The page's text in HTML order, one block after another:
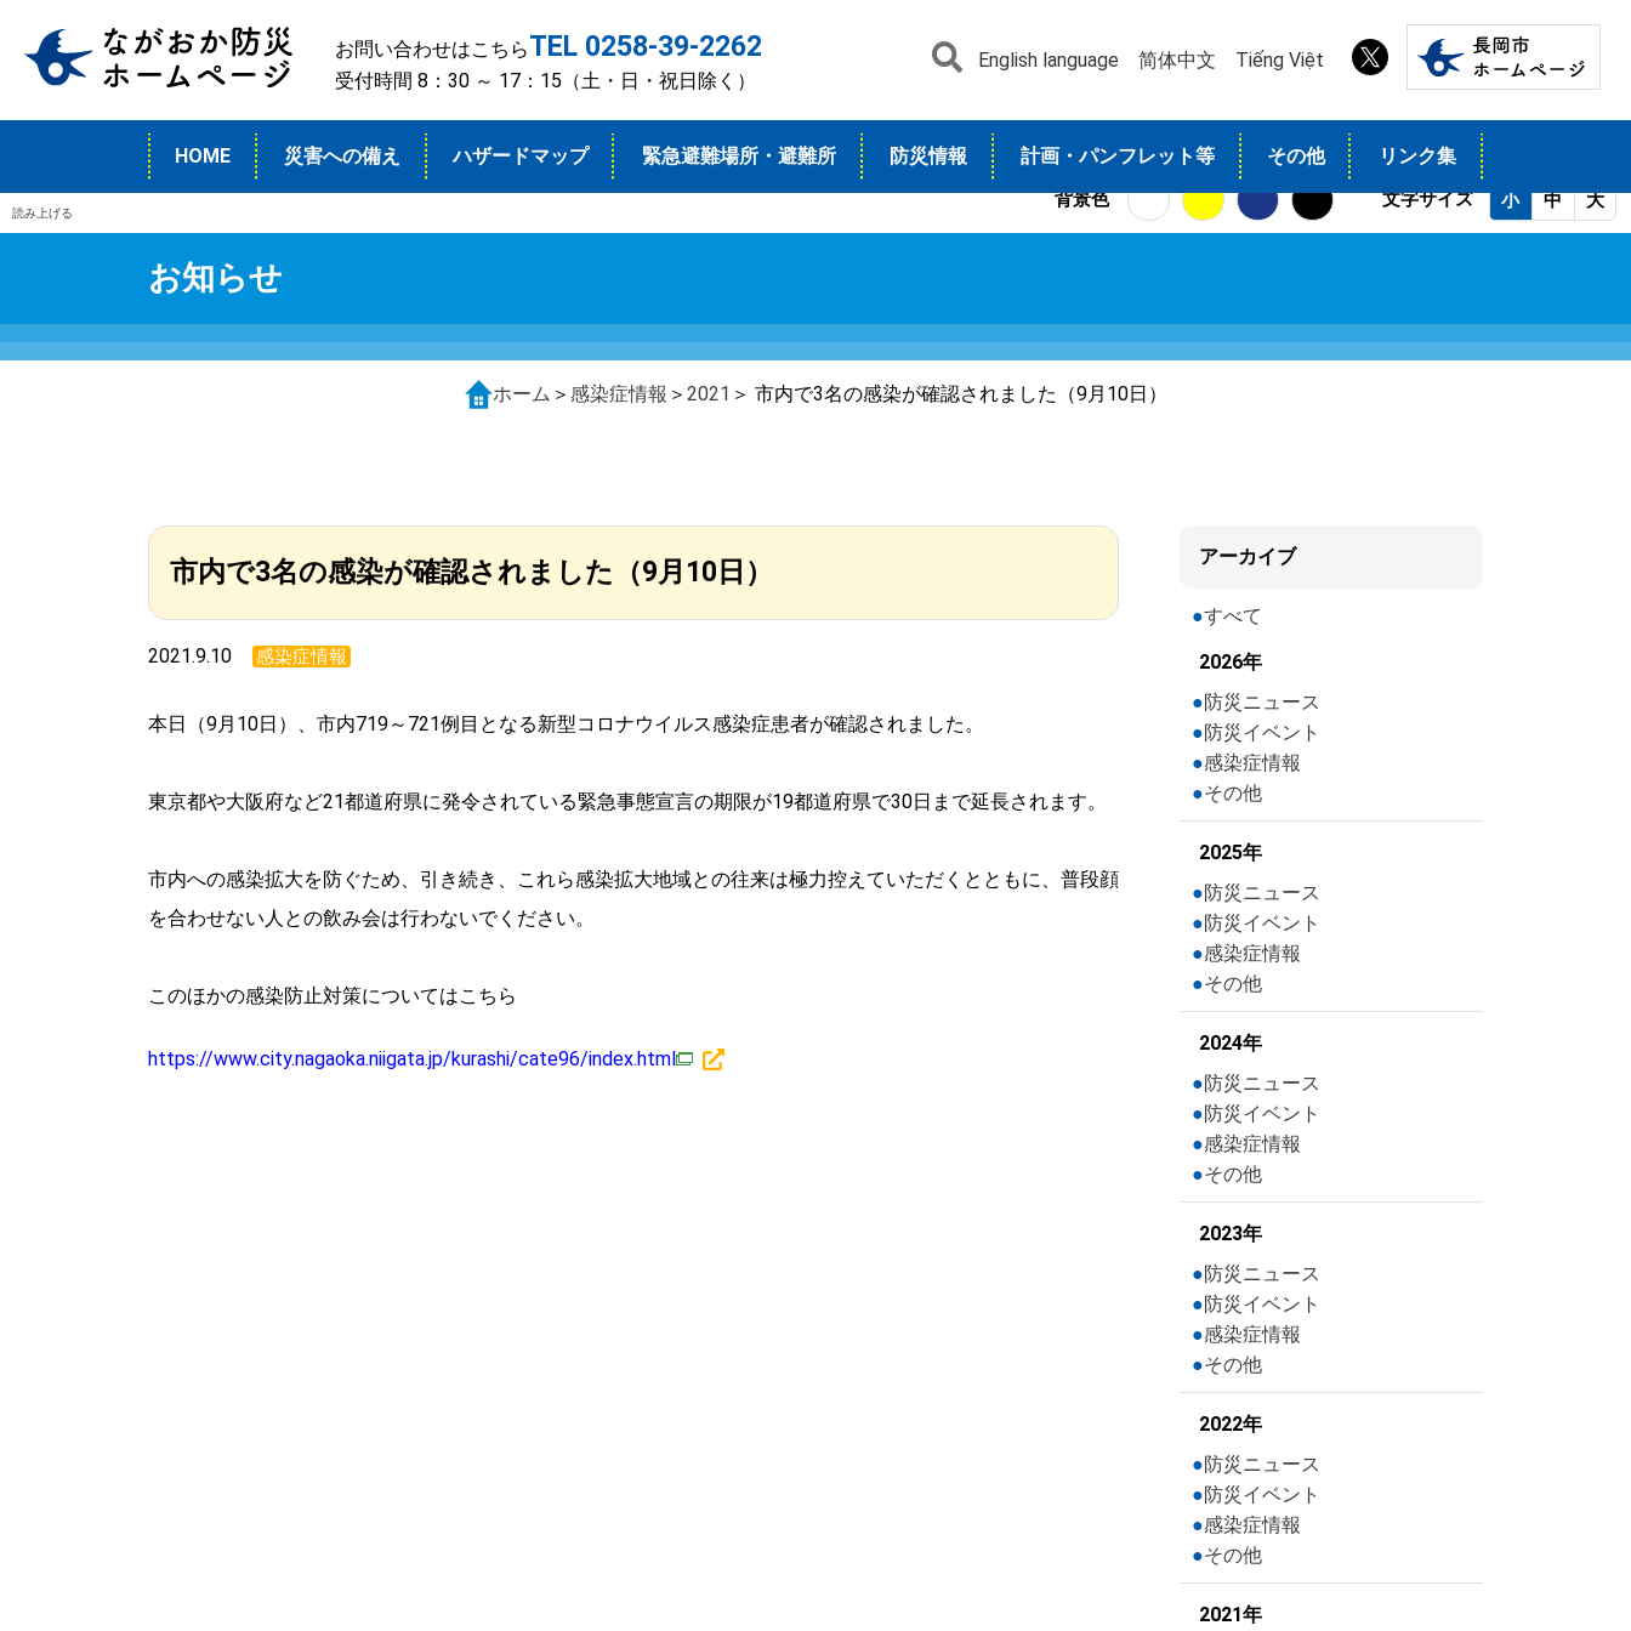
お問い合わせはこちらTEL 0258-39-2262
受付時間 8：30 ～ 17：15（土・日・祝日除く）
English language 简体中文 Tiếng Việt
HOME 災害への備え ハザードマップ 緊急避難場所・避難所 防災情報 計画・パンフレット等 その他 リンク集
読み上げる
背景色 文字サイズ 小 中 大
お知らせ
ホーム ＞ 感染症情報 ＞ 2021 ＞ 市内で3名の感染が確認されました（9月10日）
市内で3名の感染が確認されました（9月10日）
2021.9.10 感染症情報
本日（9月10日）、市内719～721例目となる新型コロナウイルス感染症患者が確認されました。
東京都や大阪府など21都道府県に発令されている緊急事態宣言の期限が19都道府県で30日まで延長されます。
市内への感染拡大を防ぐため、引き続き、これら感染拡大地域との往来は極力控えていただくとともに、普段顔
を合わせない人との飲み会は行わないでください。
このほかの感染防止対策についてはこちら
https://www.city.nagaoka.niigata.jp/kurashi/cate96/index.html
アーカイブ
すべて
2026年
防災ニュース
防災イベント
感染症情報
その他
2025年
防災ニュース
防災イベント
感染症情報
その他
2024年
防災ニュース
防災イベント
感染症情報
その他
2023年
防災ニュース
防災イベント
感染症情報
その他
2022年
防災ニュース
防災イベント
感染症情報
その他
2021年